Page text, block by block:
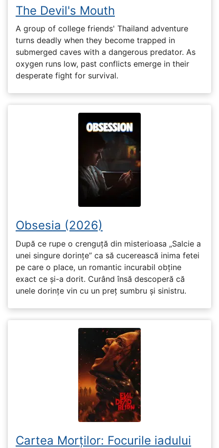
The Devil's Mouth
A group of college friends' Thailand adventure
turns deadly when they become trapped in
submerged caves with a dangerous predator. As
oxygen runs low, past conflicts emerge in their
desperate fight for survival.
Obsesia (2026)
După ce rupe o crenguță din misterioasa „Salcie a
unei singure dorințe” ca să cucerească inima fetei
pe care o place, un romantic incurabil obține
exact ce și-a dorit. Curând însă descoperă că
unele dorințe vin cu un preț sumbru și sinistru.
Cartea Morților: Focurile iadului